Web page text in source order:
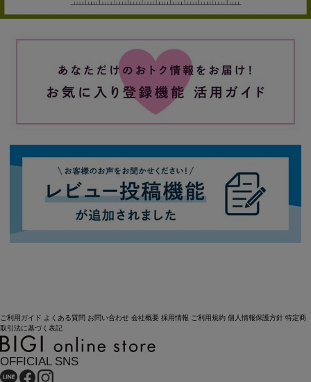
ご利用ガイド よくある質問 お問い合わせ 会社概要 採用情報 ご利用規約 個人情報保護方針 特定商
取引法に基づく表記
OFFICIAL SNS